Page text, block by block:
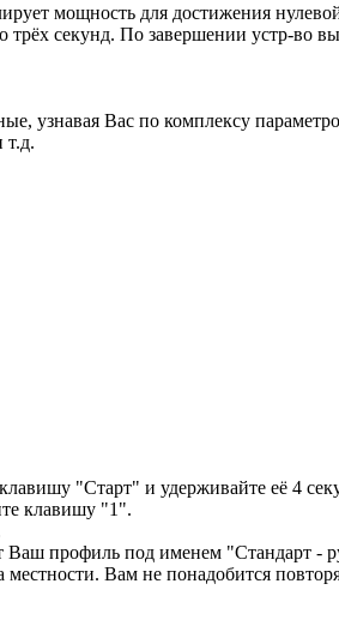
мощность для достижения
секунд. По завершении устр-во
узнавая Вас по комплексу
т.д.
"Старт" и удерживайте её 4
клавишу "1".
профиль под именем "Стандарт -
Вам не понадобится